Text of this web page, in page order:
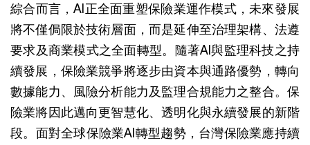
綜合而言，AI正全面重塑保險業運作模式，未來發展
將不僅侷限於技術層面，而是延伸至治理架構、法遵
要求及商業模式之全面轉型。隨著AI與監理科技之持
續發展，保險業競爭將逐步由資本與通路優勢，轉向
數據能力、風險分析能力及監理合規能力之整合。保
險業將因此邁向更智慧化、透明化與永續發展的新階
段。面對全球保險業AI轉型趨勢，台灣保險業應持續